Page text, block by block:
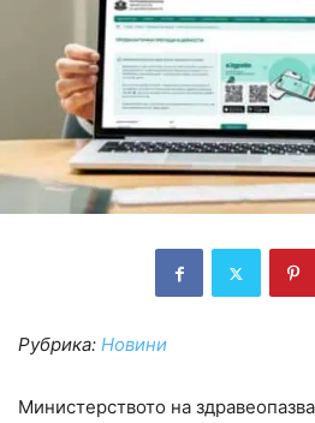
Рубрика: Новини
Министерството на